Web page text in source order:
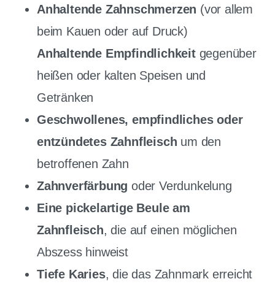
Anhaltende Zahnschmerzen (vor allem
beim Kauen oder auf Druck)
Anhaltende Empfindlichkeitgegenüber
heißen oder kalten Speisen und
Getränken
Geschwollenes, empfindliches oder
entzündetes Zahnfleisch um den
betroffenen Zahn
Zahnverfärbung oder Verdunkelung
Eine pickelartige Beule am
Zahnfleisch, die auf einen möglichen
Abszess hinweist
Tiefe Karies, die das Zahnmark erreicht